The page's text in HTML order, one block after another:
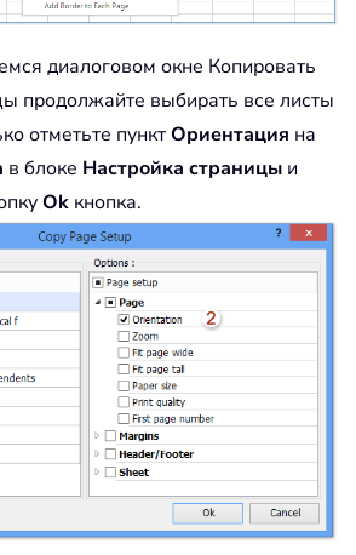
диалоговом окне Копировать
продолжайте выбирать все листы
отметьте пунктОриентация на
в блоке Настройка страницы и
Ok кнопка.